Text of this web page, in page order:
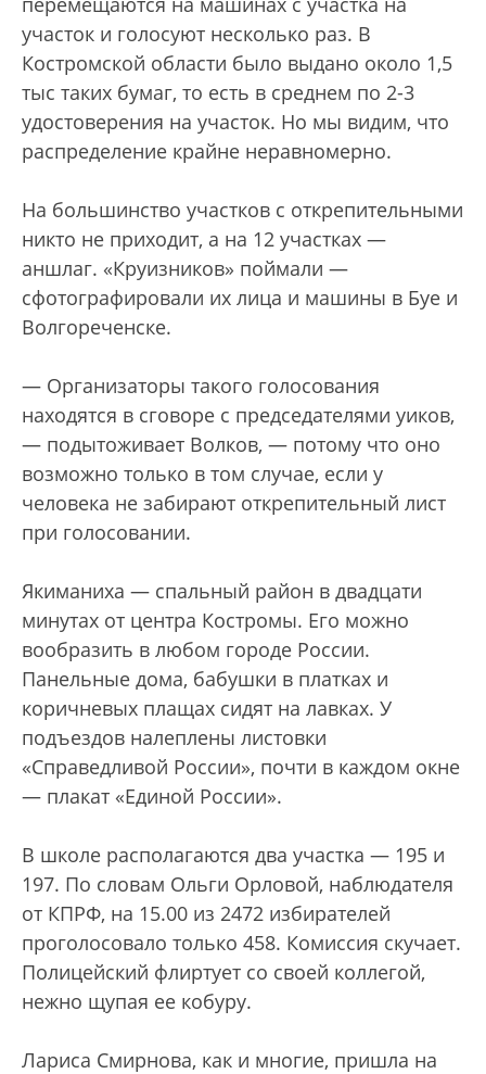
участок и голосуют несколько раз. В
Костромской области было выдано около 1,5
тыс таких бумаг, то есть в среднем по 2-3
удостоверения на участок. Но мы видим, что
распределение крайне неравномерно.
На большинство участков с открепительными
никто не приходит, а на 12 участках —
аншлаг. «Круизников» поймали —
сфотографировали их лица и машины в Буе и
Волгореченске.
— Организаторы такого голосования
находятся в сговоре с председателями уиков,
— подытоживает Волков, — потому что оно
возможно только в том случае, если у
человека не забирают открепительный лист
при голосовании.
Якиманиха — спальный район в двадцати
минутах от центра Костромы. Его можно
вообразить в любом городе России.
Панельные дома, бабушки в платках и
коричневых плащах сидят на лавках. У
подъездов налеплены листовки
«Справедливой России», почти в каждом окне
— плакат «Единой России».
В школе располагаются два участка — 195 и
197. По словам Ольги Орловой, наблюдателя
от КПРФ, на 15.00 из 2472 избирателей
проголосовало только 458. Комиссия скучает.
Полицейский флиртует со своей коллегой,
нежно щупая ее кобуру.
Лариса Смирнова, как и многие, пришла на